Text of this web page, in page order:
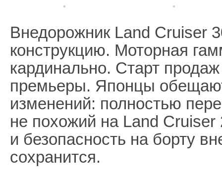
Внедорожник Land Cruiser
конструкцию. Моторная
кардинально. Старт
премьеры. Японцы
изменений: полностью
не похожий на Land
и безопасность на борту
сохранится.